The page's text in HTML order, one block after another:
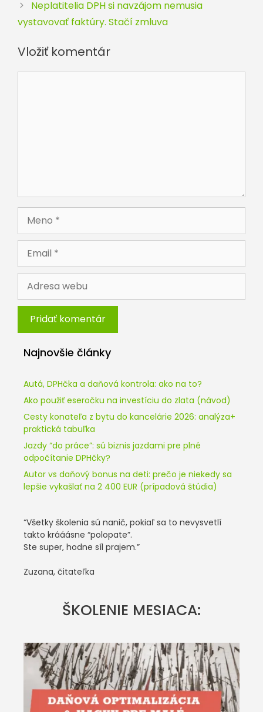
Neplatitelia DPH si navzájom nemusia
vystavovať faktúry. Stačí zmluva
Vložiť komentár
webu
Najnovšie články
Autá, DPHčka a daňová kontrola: ako na to?
Ako použiť eseročku na investíciu do zlata (návod)
Cesty konateľa z bytu do kancelárie 2026: analýza+
praktická tabuľka
Jazdy “do práce”: sú biznis jazdami pre plné
odpočítanie DPHčky?
Autor vs daňový bonus na deti: prečo je niekedy sa
lepšie vykašlať na 2 400 EUR (prípadová štúdia)
“Všetky školenia sú nanič, pokiaľ sa to nevysvetlí
takto krááásne “polopate”.
Ste super, hodne síl prajem.”
Zuzana, čitateľka
ŠKOLENIE MESIACA: